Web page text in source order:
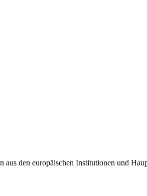
den europäischen Institutionen und